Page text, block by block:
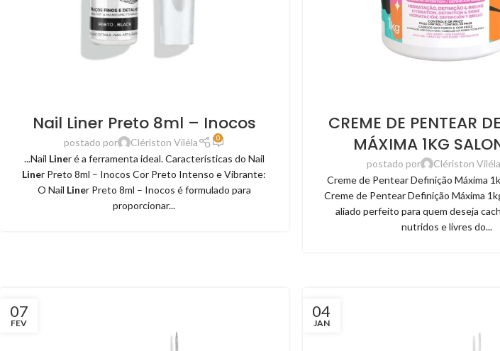
Nail Liner Preto 8ml – Inocos
postado por Clériston Viléla 0
...Nail Liner é a ferramenta ideal. Características do Nail
Liner Preto 8ml – Inocos Cor Preto Intenso e Vibrante:
O Nail Liner Preto 8ml – Inocos é formulado para
proporcionar...
CREME DE PENTEAR
MÁXIMA 1KG
postado por Clériston Viléla
Creme de Pentear Definição Máxima
Creme de Pentear Definição Máxima
aliado perfeito para quem deseja
nutridos e livres do...
07
FEV
04
JAN